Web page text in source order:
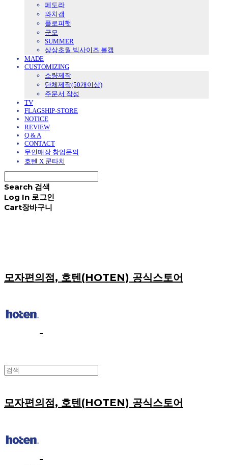
페도라
와치캡
플로피햇
군모
SUMMER
상상초월 빅사이즈 볼캡
MADE
CUSTOMIZING
소량제작
단체제작(50개이상)
주문서 작성
TV
FLAGSHIP-STORE
NOTICE
REVIEW
Q & A
CONTACT
무인매장 창업문의
호텐 X 쿤타치
Search 검색
Log In 로그인
Cart장바구니
모자편의점, 호텐(HOTEN) 공식스토어
모자편의점, 호텐(HOTEN) 공식스토어